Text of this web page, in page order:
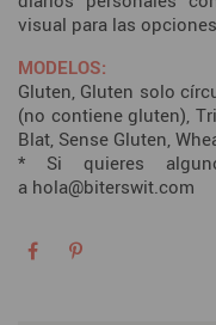
visual para las
MODELOS:
Gluten, Gluten solo
(no contiene gluten),
Blat, Sense Gluten,
* Si quieres
a hola@biterswit.com